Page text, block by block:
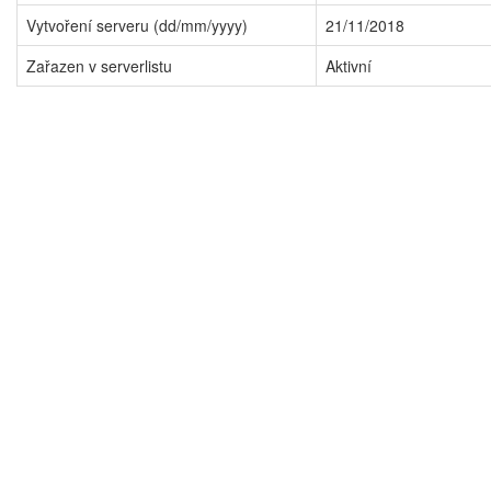
Vytvoření serveru (dd/mm/yyyy)
21/11/2018
Zařazen v serverlistu
Aktivní